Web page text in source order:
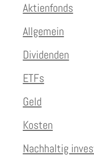
Aktienfonds
Allgemein
Dividenden
ETFs
Geld
Kosten
Nachhaltig